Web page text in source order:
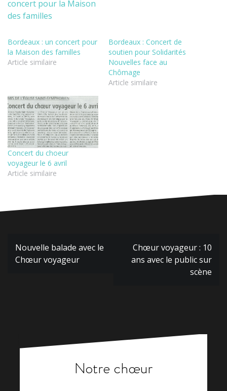
Bordeaux : un concert pour
la Maison des familles
Article similaire
Bordeaux : Concert de
soutien pour Solidarités
Nouvelles face au
Chômage
Article similaire
Concert du choeur
voyageur le 6 avril
Article similaire
Navigation
de
Nouvelle balade avec le
Chœur voyageur
Chœur voyageur : 10
ans avec le public sur
scène
Notre chœur